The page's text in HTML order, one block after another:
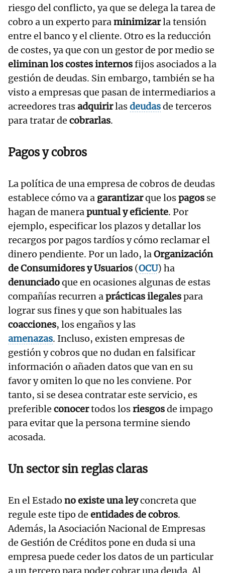
riesgo del conflicto, ya que se delega la tarea de
cobro a un experto paraminimizarla tensión
entre el banco y el cliente. Otro es la reducción
de costes, ya que con un gestor de por medio se
eliminan los costes internosfijos asociados a la
gestión de deudas. Sin embargo, también se ha
visto a empresas que pasan de intermediarios a
acreedores trasadquirirlasdeudasde terceros
para tratar de cobrarlas.
Pagos y cobros
La política de una empresa de cobros de deudas
establece cómo va a garantizarque lospagos se
hagan de manerapuntual y eficiente. Por
ejemplo, especificar los plazos y detallar los
recargos por pagos tardíos y cómo reclamar el
dinero pendiente. Por un lado, laOrganización
de Consumidores y Usuarios (OCU) ha
denunciadoque en ocasiones algunas de estas
compañías recurren aprácticas ilegalespara
lograr sus fines y que son habituales las
coacciones, los engaños y las
amenazas. Incluso, existen empresas de
gestión y cobros que no dudan en falsificar
información o añaden datos que van en su
favor y omiten lo que no les conviene. Por
tanto, si se desea contratar este servicio, es
preferible conocertodos losriesgosde impago
para evitar que la persona termine siendo
acosada.
Un sector sin reglas claras
En el Estado no existe una leyconcreta que
regule este tipo de entidades de cobros.
Además, la Asociación Nacional de Empresas
de Gestión de Créditos pone en duda si una
empresa puede ceder los datos de un particular
a un tercero para poder cobrar una deuda. Al